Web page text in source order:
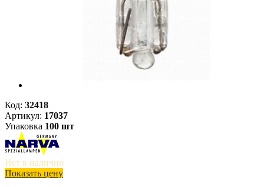
Код: 32418
Артикул: 17037
Упаковка 100 шт
Нет в наличии
Показать цену